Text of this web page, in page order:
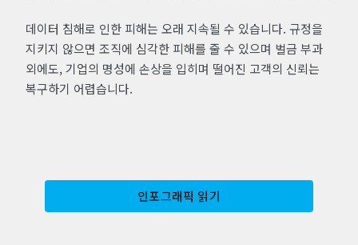
데이터 침해로 인한 피해는 오래 지속될 수 있습니다. 규정을
지키지 않으면 조직에 심각한 피해를 줄 수 있으며 벌금 부과
외에도, 기업의 명성에 손상을 입히며 떨어진 고객의 신뢰는
복구하기 어렵습니다.
인포그래픽 읽기